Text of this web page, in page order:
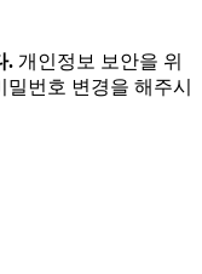
. 개인정보 보안을 위
번호 변경을 해주시